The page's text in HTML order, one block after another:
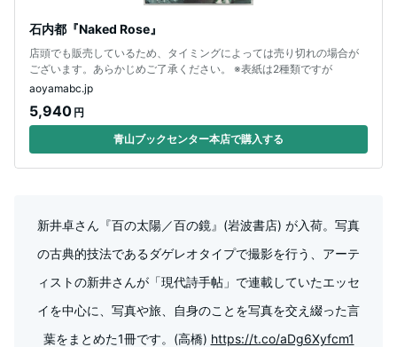
石内都『Naked Rose』
店頭でも販売しているため、タイミングによっては売り切れの場合が
ございます。あらかじめご了承ください。 ※表紙は2種類ですが
aoyamabc.jp
5,940 円
青山ブックセンター本店で購入する
新井卓さん『百の太陽／百の鏡』(岩波書店) が入荷。写真
の古典的技法であるダゲレオタイプで撮影を行う、アーテ
ィストの新井さんが「現代詩手帖」で連載していたエッセ
イを中心に、写真や旅、自身のことを写真を交え綴った言
葉をまとめた1冊です。(高橋) https://t.co/aDg6Xyfcm1